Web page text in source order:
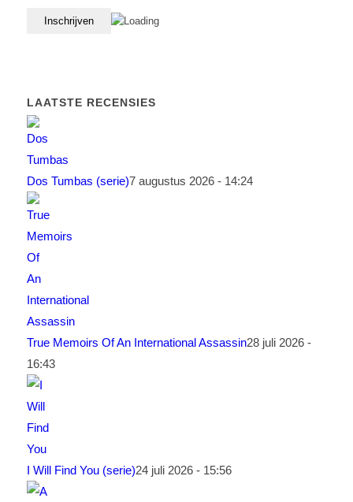
LAATSTE RECENSIES
Dos Tumbas (serie)7 augustus 2026 - 14:24
True Memoirs Of An International Assassin28 juli 2026 -
16:43
I Will Find You (serie)24 juli 2026 - 15:56